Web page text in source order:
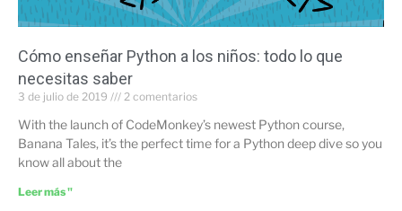
Cómo enseñar Python a los niños: todo lo que
necesitas saber
3 de julio de 2019 2 comentarios
With the launch of CodeMonkey’s newest Python course,
Banana Tales, it’s the perfect time for a Python deep dive so you
know all about the
Leer más "